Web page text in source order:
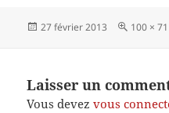
Publié
27 février 2013
Taille
100 × 71
Laisser un
Vous devezvous